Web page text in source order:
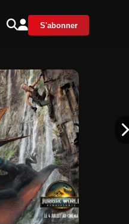
S'abonner